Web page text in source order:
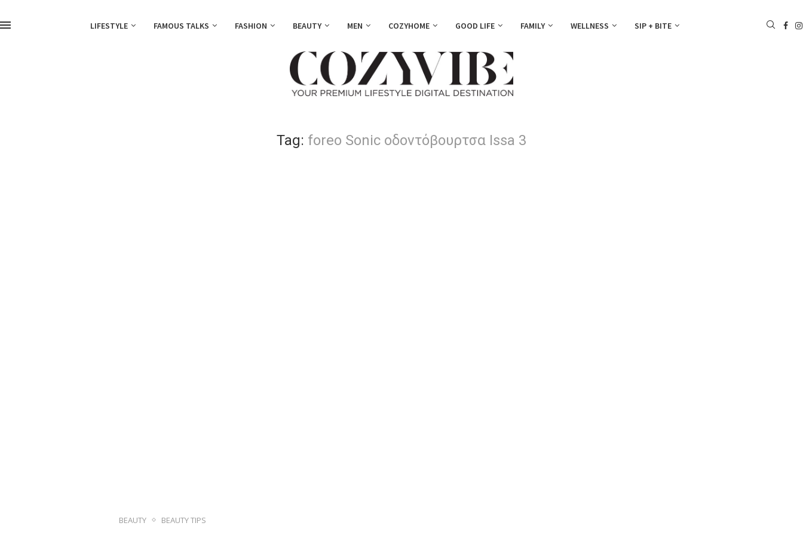
LIFESTYLE FAMOUS TALKS FASHION BEAUTY MEN COZYHOME GOOD LIFE FAMILY WELLNESS SIP + BITE
Tag: foreo Sonic οδοντόβουρτσα Issa 3
BEAUTY BEAUTY TIPS